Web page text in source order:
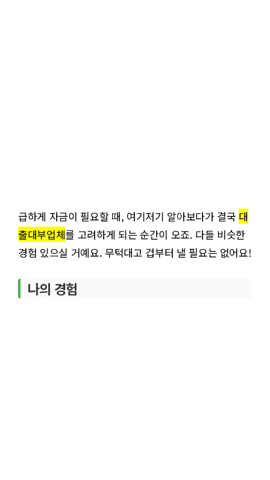
급하게 자금이 필요할 때, 여기저기 알아보다가 결국 대
출대부업체를 고려하게 되는 순간이 오죠. 다들 비슷한
경험 있으실 거예요. 무턱대고 겁부터 낼 필요는 없어요!
나의 경험